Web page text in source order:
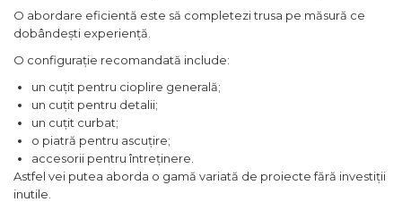
Pistoale de Vopsit
Letcoane & Consumabile
Pistol de lipit si accesorii
Suflante cu Aer Cald
Pietre si polizoare de banc
profesionale
Masina de gaurit cu coloana
verticala / profesionala
O abordare eficientă este să completezi trusa pe măsură ce
dobândești experiență.
O configurație recomandată include:
un cuțit pentru cioplire generală;
un cuțit pentru detalii;
un cuțit curbat;
o piatră pentru ascuțire;
accesorii pentru întreținere.
Astfel vei putea aborda o gamă variată de proiecte fără investiții
inutile.